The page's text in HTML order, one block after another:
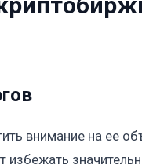
внимание на ее
избежать